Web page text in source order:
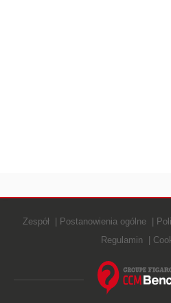
Zespół Postanowienia ogólne
Regulamin